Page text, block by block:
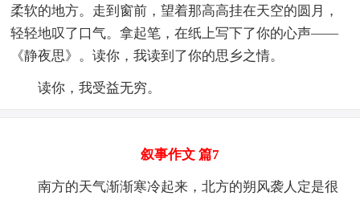
柔软的地方。走到窗前，望着那高高挂在天空的圆月，
轻轻地叹了口气。拿起笔，在纸上写下了你的心声——
《静夜思》。读你，我读到了你的思乡之情。
读你，我受益无穷。
叙事作文 篇7
南方的天气渐渐寒冷起来，北方的朔风袭人定是很